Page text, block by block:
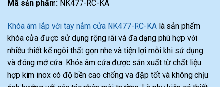
Mã sản phẩm: NK477-RC-KA
Khóa âm lắp với tay nắm cửa NK477-RC-KA là sản phẩm
khóa cửa được sử dụng rộng rãi và đa dạng phù hợp với
nhiều thiết kế ngôi thất gọn nhẹ và tiện lợi mỗi khi sử dụng
và đóng mở cửa. Khóa âm cửa được sản xuất từ chất liệu
hợp kim inox có độ bền cao chống va đập tốt và không chịu